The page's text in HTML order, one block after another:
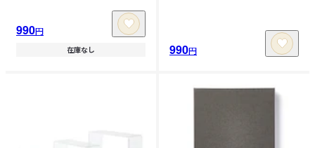
990円
在庫なし 990円